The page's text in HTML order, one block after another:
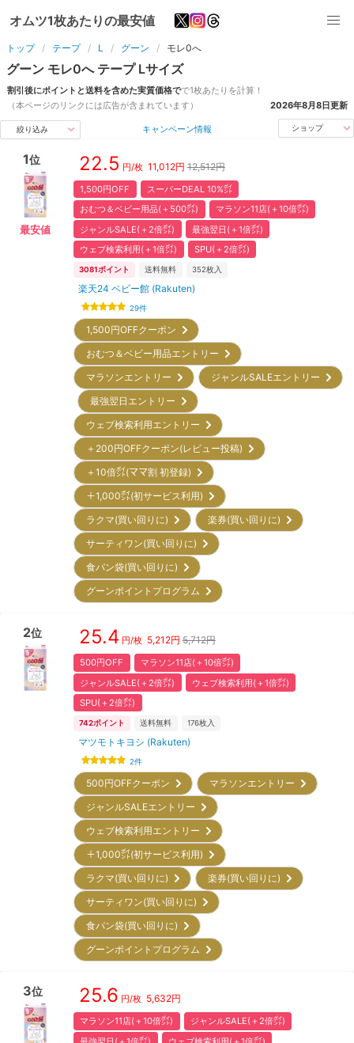
オムツ1枚あたりの最安値
トップ テープ L グーン モレ0へ
グーン モレ0へ テープ Lサイズ
割引後にポイントと送料を含めた実質価格でで1枚あたりを計算！
（本ページのリンクには広告が含まれています）
2026年8月8日更新
絞り込み キャンペーン情報 ショップ
1位
最安値
22.5 円/枚 11,012円 12,512円
1,500円OFF
スーパーDEAL 10%㌽
おむつ＆ベビー用品(＋500㌽)
マラソン11店(＋10倍㌽)
ジャンルSALE(＋2倍㌽)
最強翌日(＋1倍㌽)
ウェブ検索利用(＋1倍㌽)
SPU(＋2倍㌽)
3081ポイント 送料無料 352枚入
楽天24 ベビー館 (Rakuten)
29件
1,500円OFFクーポン
おむつ＆ベビー用品エントリー
マラソンエントリー
ジャンルSALEエントリー
最強翌日エントリー
ウェブ検索利用エントリー
＋200円OFFクーポン(レビュー投稿)
＋10倍㌽(ママ割 初登録)
＋1,000㌽(初サービス利用)
ラクマ(買い回りに)
楽券(買い回りに)
サーティワン(買い回りに)
食パン袋(買い回りに)
グーンポイントプログラム
2位 25.4 円/枚 5,212円 5,712円
500円OFF
マラソン11店(＋10倍㌽)
ジャンルSALE(＋2倍㌽)
ウェブ検索利用(＋1倍㌽)
SPU(＋2倍㌽)
742ポイント 送料無料 176枚入
マツモトキヨシ (Rakuten)
2件
500円OFFクーポン
マラソンエントリー
ジャンルSALEエントリー
ウェブ検索利用エントリー
＋1,000㌽(初サービス利用)
ラクマ(買い回りに)
楽券(買い回りに)
サーティワン(買い回りに)
食パン袋(買い回りに)
グーンポイントプログラム
3位 25.6 円/枚 5,632円
マラソン11店(＋10倍㌽)
ジャンルSALE(＋2倍㌽)